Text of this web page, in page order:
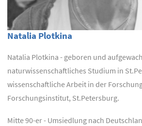
Natalia Plotkina
Natalia Plotkina - geboren und
naturwissenschaftliches Studium in
wissenschaftliche Arbeit in der
Forschungsinstitut, St.Petersburg.
Mitte 90-er - Umsiedlung nach